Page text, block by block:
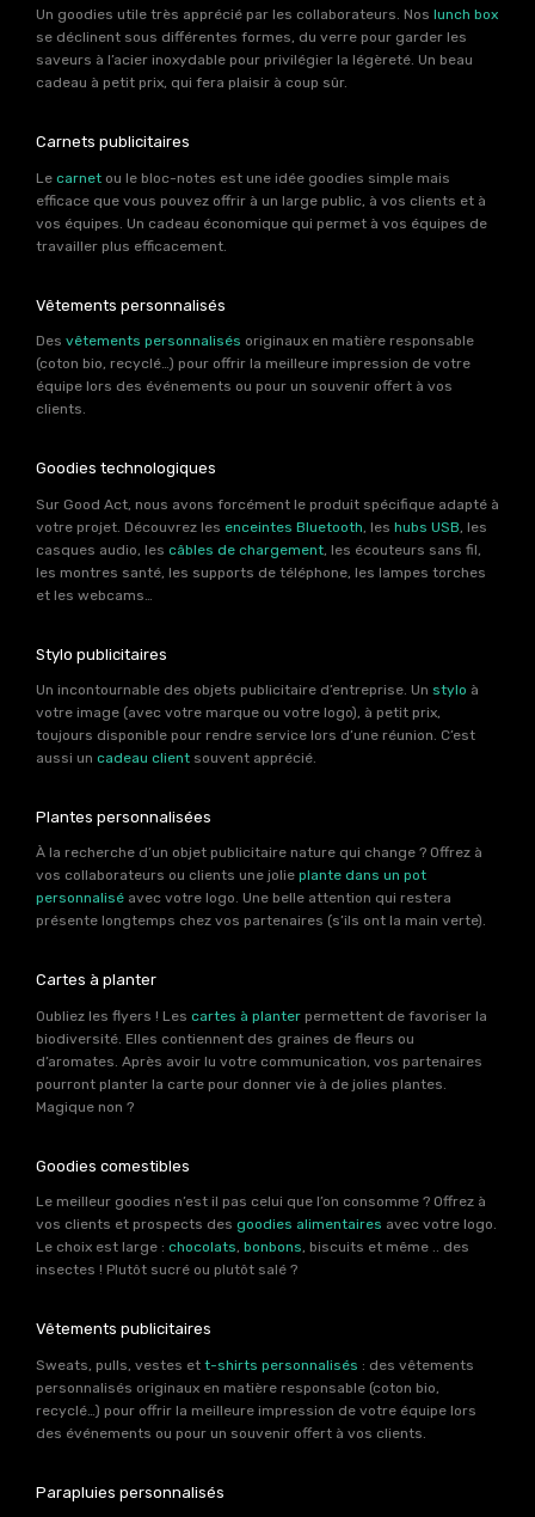
Un goodies utile très apprécié par les collaborateurs. Nos lunch box
se déclinent sous différentes formes, du verre pour garder les
saveurs à l’acier inoxydable pour privilégier la légèreté. Un beau
cadeau à petit prix, qui fera plaisir à coup sûr.
Carnets publicitaires
Le carnet ou le bloc-notes est une idée goodies simple mais
efficace que vous pouvez offrir à un large public, à vos clients et à
vos équipes. Un cadeau économique qui permet à vos équipes de
travailler plus efficacement.
Vêtements personnalisés
Des vêtements personnalisés originaux en matière responsable
(coton bio, recyclé…) pour offrir la meilleure impression de votre
équipe lors des événements ou pour un souvenir offert à vos
clients.
Goodies technologiques
Sur Good Act, nous avons forcément le produit spécifique adapté à
votre projet. Découvrez les enceintes Bluetooth , les hubs USB , les
casques audio, les câbles de chargement , les écouteurs sans fil,
les montres santé, les supports de téléphone, les lampes torches
et les webcams…
Stylo publicitaires
Un incontournable des objets publicitaire d’entreprise. Un stylo à
votre image (avec votre marque ou votre logo), à petit prix,
toujours disponible pour rendre service lors d’une réunion. C’est
aussi un cadeau client souvent apprécié.
Plantes personnalisées
À la recherche d’un objet publicitaire nature qui change ? Offrez à
vos collaborateurs ou clients une jolie plante dans un pot
personnalisé avec votre logo. Une belle attention qui restera
présente longtemps chez vos partenaires (s’ils ont la main verte).
Cartes à planter
Oubliez les flyers ! Les cartes à planter permettent de favoriser la
biodiversité. Elles contiennent des graines de fleurs ou
d’aromates. Après avoir lu votre communication, vos partenaires
pourront planter la carte pour donner vie à de jolies plantes.
Magique non ?
Goodies comestibles
Le meilleur goodies n’est il pas celui que l’on consomme ? Offrez à
vos clients et prospects des goodies alimentaires avec votre logo.
Le choix est large : chocolats, bonbons, biscuits et même .. des
insectes ! Plutôt sucré ou plutôt salé ?
Vêtements publicitaires
Sweats, pulls, vestes et t-shirts personnalisés : des vêtements
personnalisés originaux en matière responsable (coton bio,
recyclé…) pour offrir la meilleure impression de votre équipe lors
des événements ou pour un souvenir offert à vos clients.
Parapluies personnalisés